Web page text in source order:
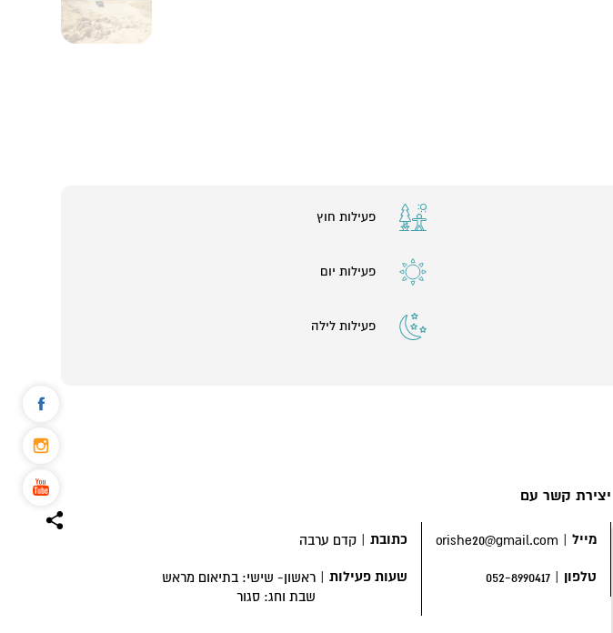
פעילות חוץ
פעילות יום
פעילות לילה
יצירת קשר עם
מייל |
orishe20@gmail.com כתובת | קדם ערבה
טלפון |
052-8990417 שעות פעילות | ראשון- שישי: בתיאום מראש
שבת וחג: סגור